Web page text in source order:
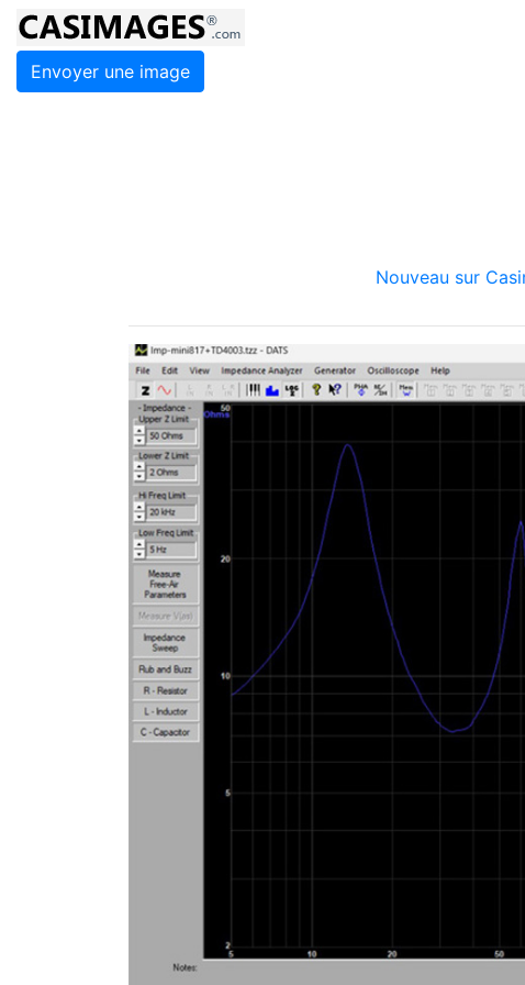
Envoyer une image
Nouveau sur